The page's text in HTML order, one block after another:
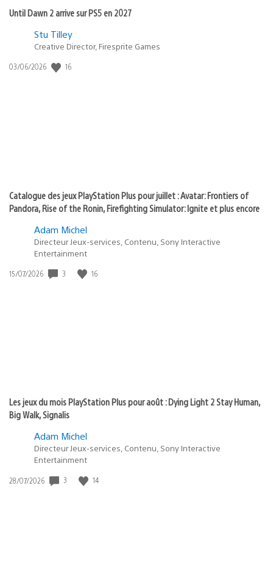
Until Dawn 2 arrive sur PS5 en 2027
Postée
:
Stu Tilley
Creative Director, Firesprite Games
Date
03/06/2026 16
Catalogue des jeux PlayStation Plus pour juillet : Avatar: Frontiers of
Pandora, Rise of the Ronin, Firefighting Simulator: Ignite et plus encore
Adam Michel
Directeur Jeux-services, Contenu, Sony Interactive
Entertainment
Date
15/07/2026 3 16
Les jeux du mois PlayStation Plus pour août : Dying Light 2 Stay Human,
Big Walk, Signalis
Adam Michel
Directeur Jeux-services, Contenu, Sony Interactive
Entertainment
Date
28/07/2026 3 14